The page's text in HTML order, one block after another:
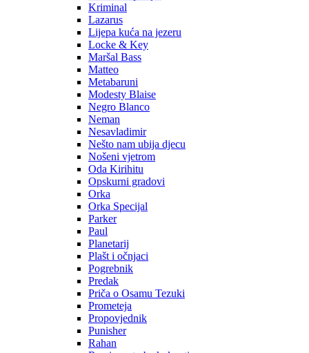
Kriminal
Lazarus
Lijepa kuća na jezeru
Locke & Key
Maršal Bass
Matteo
Metabaruni
Modesty Blaise
Negro Blanco
Neman
Nesavladimir
Nešto nam ubija djecu
Nošeni vjetrom
Oda Kirihitu
Opskurni gradovi
Orka
Orka Specijal
Parker
Paul
Planetarij
Plašt i očnjaci
Pogrebnik
Predak
Priča o Osamu Tezuki
Prometeja
Propovjednik
Punisher
Rahan